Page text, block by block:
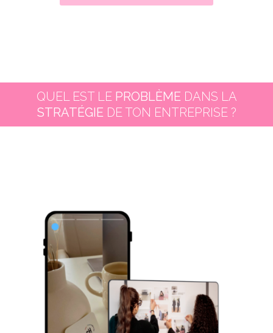
QUEL EST LE PROBLÈME DANS LA
STRATÉGIE DE TON ENTREPRISE ?